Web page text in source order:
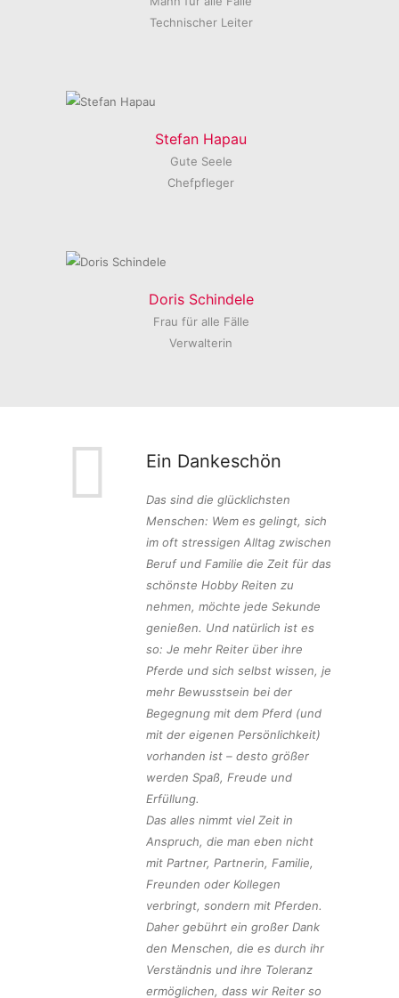
Technischer Leiter
Stefan Hapau
Gute Seele
Chefpfleger
Doris Schindele
Frau für alle Fälle
Verwalterin
Ein Dankeschön
Das sind die glücklichsten
Menschen: Wem es gelingt, sich
im oft stressigen Alltag zwischen
Beruf und Familie die Zeit für das
schönste Hobby Reiten zu
nehmen, möchte jede Sekunde
genießen. Und natürlich ist es
so: Je mehr Reiter über ihre
Pferde und sich selbst wissen, je
mehr Bewusstsein bei der
Begegnung mit dem Pferd (und
mit der eigenen Persönlichkeit)
vorhanden ist – desto größer
werden Spaß, Freude und
Erfüllung.
Das alles nimmt viel Zeit in
Anspruch, die man eben nicht
mit Partner, Partnerin, Familie,
Freunden oder Kollegen
verbringt, sondern mit Pferden.
Daher gebührt ein großer Dank
den Menschen, die es durch ihr
Verständnis und ihre Toleranz
ermöglichen, dass wir Reiter so